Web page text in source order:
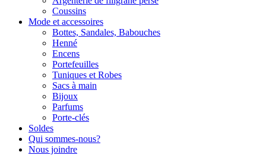
Coussins
Mode et accessoires
Bottes, Sandales, Babouches
Henné
Encens
Portefeuilles
Tuniques et Robes
Sacs à main
Bijoux
Parfums
Porte-clés
Soldes
Qui sommes-nous?
Nous joindre